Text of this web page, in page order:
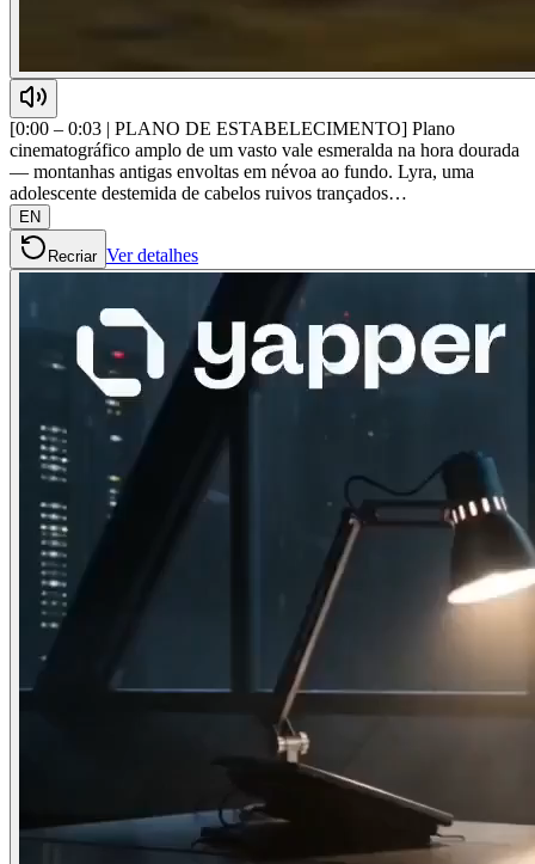
[0:00 – 0:03 | PLANO DE ESTABELECIMENTO] Plano
cinematográfico amplo de um vasto vale esmeralda na hora dourada
— montanhas antigas envoltas em névoa ao fundo. Lyra, uma
adolescente destemida de cabelos ruivos trançados…
EN
Recriar Ver detalhes